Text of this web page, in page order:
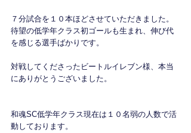
７分試合を１０本ほどさせていただきました。
待望の低学年クラス初ゴールも生まれ、伸び代
を感じる選手ばかりです。
対戦してくださったビートルイレブン様、本当
にありがとうございました。
和魂SC低学年クラス現在は１０名弱の人数で活
動しております。